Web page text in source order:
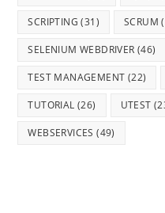
SCRIPTING (31) SCRUM
SELENIUM WEBDRIVER (46)
TEST MANAGEMENT (22)
TUTORIAL (26) UTEST
WEBSERVICES (49)